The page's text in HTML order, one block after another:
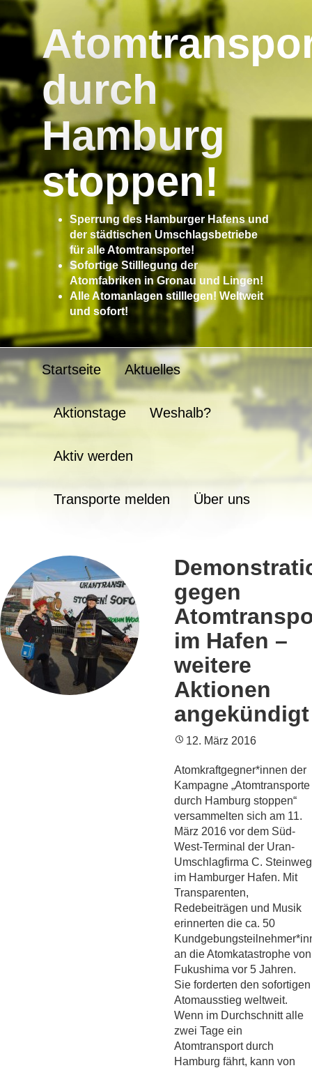
durch
Hamburg
stoppen!
Sperrung des Hamburger Hafens und
der städtischen Umschlagsbetriebe
für alle Atomtransporte!
Sofortige Stilllegung der
Atomfabriken in Gronau und Lingen!
Alle Atomanlagen stilllegen! Weltweit
und sofort!
Startseite Aktuelles
Aktionstage Weshalb?
Aktiv werden
Transporte melden Über uns
gegen
im Hafen –
weitere
Aktionen
angekündigt
12. März 2016
Atomkraftgegner*innen der
Kampagne „Atomtransporte
durch Hamburg stoppen“
versammelten sich am 11.
März 2016 vor dem Süd-
West-Terminal der Uran-
Umschlagfirma C. Steinweg
im Hamburger Hafen. Mit
Transparenten,
Redebeiträgen und Musik
erinnerten die ca. 50
an die Atomkatastrophe von
Fukushima vor 5 Jahren.
Sie forderten den sofortigen
Atomausstieg weltweit.
Wenn im Durchschnitt alle
zwei Tage ein
Atomtransport durch
Hamburg fährt, kann von